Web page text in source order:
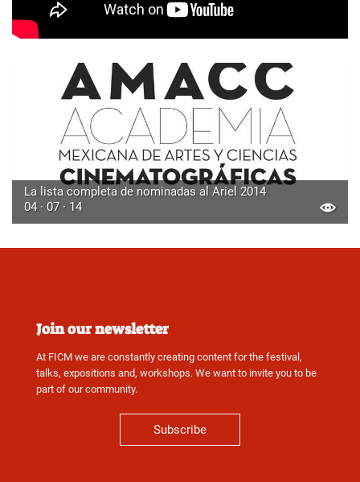
La lista completa de nominadas al Ariel 2014
04 · 07 · 14
Join our newsletter
At FICM we are constantly creating content for the festival,
talks, expositions and, workshops. We want to invite you to be
part of our community.
Subscribe